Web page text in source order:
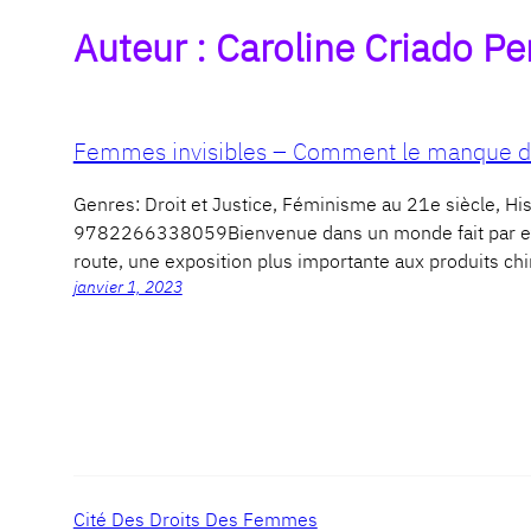
Auteur : Caroline Criado
Femmes invisibles – Comment le manque
Genres: Droit et Justice, Féminisme au 21e siècle,
9782266338059Bienvenue dans un monde fait par
route, une exposition plus importante aux produits
janvier 1, 2023
Cité Des Droits Des Femmes